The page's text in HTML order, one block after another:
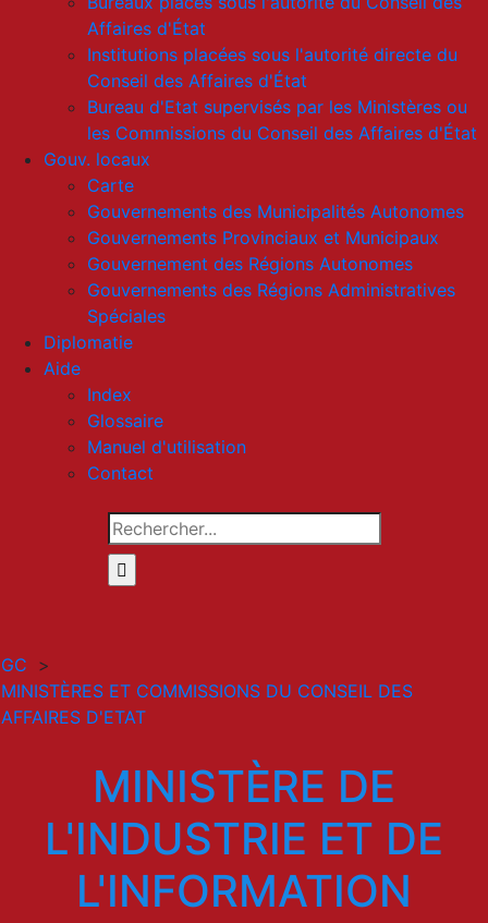
Affaires d'État
Institutions placées sous l'autorité directe du
Conseil des Affaires d'État
Bureau d'Etat supervisés par les Ministères ou
les Commissions du Conseil des Affaires d'État
Gouv. locaux
Carte
Gouvernements des Municipalités Autonomes
Gouvernements Provinciaux et Municipaux
Gouvernement des Régions Autonomes
Gouvernements des Régions Administratives
Spéciales
Diplomatie
Aide
Index
Glossaire
Manuel d'utilisation
Contact
Rechercher
GC >
MINISTÈRES ET COMMISSIONS DU CONSEIL DES
AFFAIRES D'ETAT
MINISTÈRE DE
L'INDUSTRIE ET DE
L'INFORMATION